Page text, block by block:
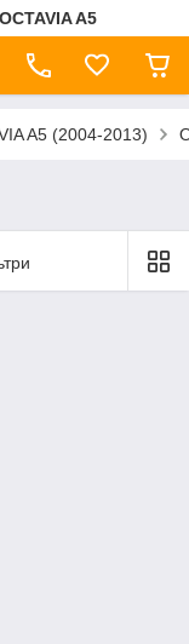
A5
A5 (2004-2013)